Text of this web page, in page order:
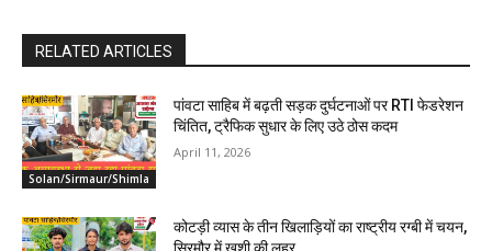
RELATED ARTICLES
Solan/Sirmaur/Shimla
पांवटा साहिब में बढ़ती सड़क दुर्घटनाओं पर RTI फेडरेशन
चिंतित, ट्रैफिक सुधार के लिए उठे ठोस कदम
April 11, 2026
कोटड़ी व्यास के तीन खिलाड़ियों का राष्ट्रीय रग्बी में चयन,